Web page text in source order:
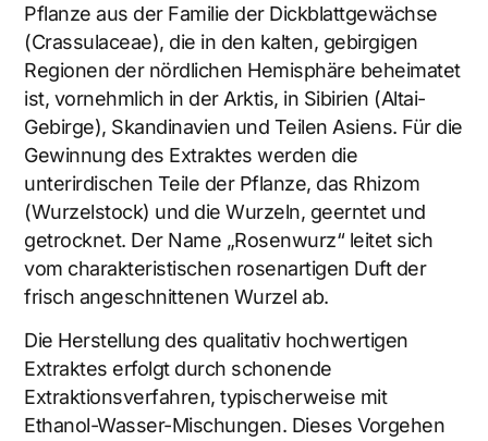
Pflanze aus der Familie der Dickblattgewächse
(Crassulaceae), die in den kalten, gebirgigen
Regionen der nördlichen Hemisphäre beheimatet
ist, vornehmlich in der Arktis, in Sibirien (Altai-
Gebirge), Skandinavien und Teilen Asiens. Für die
Gewinnung des Extraktes werden die
unterirdischen Teile der Pflanze, das Rhizom
(Wurzelstock) und die Wurzeln, geerntet und
getrocknet. Der Name „Rosenwurz“ leitet sich
vom charakteristischen rosenartigen Duft der
frisch angeschnittenen Wurzel ab.
Die Herstellung des qualitativ hochwertigen
Extraktes erfolgt durch schonende
Extraktionsverfahren, typischerweise mit
Ethanol-Wasser-Mischungen. Dieses Vorgehen